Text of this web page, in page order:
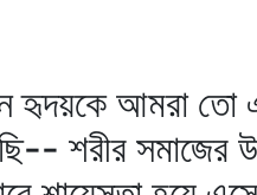
হৃদয়কে আমরা তো
শরীর সমাজের